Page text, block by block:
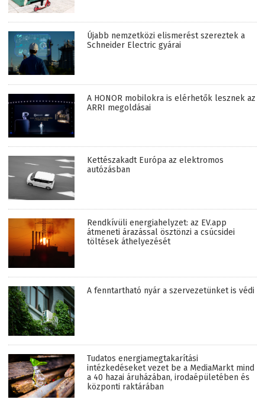
Újabb nemzetközi elismerést szereztek a
Schneider Electric gyárai
A HONOR mobilokra is elérhetők lesznek az
ARRI megoldásai
Kettészakadt Európa az elektromos
autózásban
Rendkívüli energiahelyzet: az EV.app
átmeneti árazással ösztönzi a csúcsidei
töltések áthelyezését
A fenntartható nyár a szervezetünket is védi
Tudatos energiamegtakarítási
intézkedéseket vezet be a MediaMarkt mind
a 40 hazai áruházában, irodaépületében és
központi raktárában